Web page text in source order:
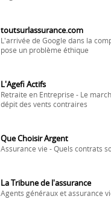
toutsurlassurance.com
L'arrivée de Google dans la
pose un problème éthique
L'Agefi Actifs
Retraite en Entreprise - Le
dépit des vents contraires
Que Choisir Argent
Assurance vie - Quels contrats
La Tribune de l'assurance
Agents généraux et assurance